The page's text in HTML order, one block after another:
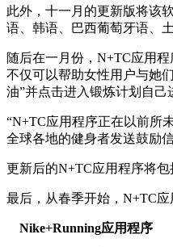
此外，十一月的更新版将该
语、韩语、巴西葡萄牙语、
随后在一月份，N+TC应用
不仅可以帮助女性用户与她
油”并点击进入锻炼计划自己
“N+TC应用程序正在以前所
全球各地的健身者发送鼓励
更新后的N+TC应用程序将
最后，从春季开始，N+TC应
Nike+Running应用程序